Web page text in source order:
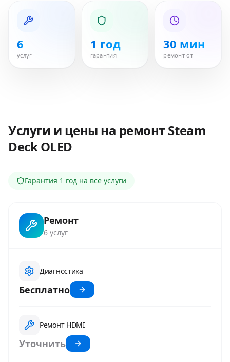
6
услуг
1 год
гарантия
30 мин
ремонт от
Услуги и цены на ремонтSteam
Deck OLED
Гарантия 1 год на все услуги
Ремонт
6 услуг
Диагностика
Бесплатно
Ремонт HDMI
Уточнить